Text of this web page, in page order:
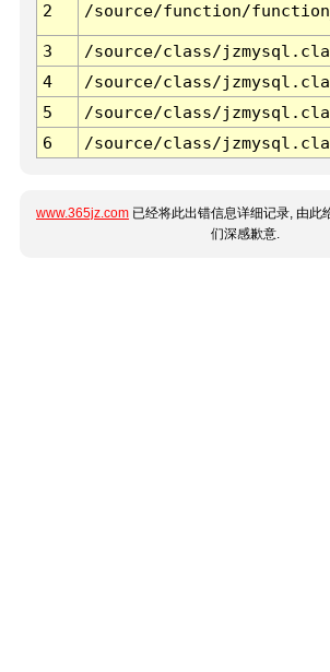
2 /source/function/
3 /source/class/
4
/source/class/
5
/source/class/
6
/source/class/
www.365jz.com 已经将此出错信息详细记录, 由此
们深感歉意.